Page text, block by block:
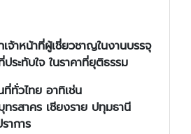
จ้าหน้าที่ผู้เชี่ยวชาญในงานบรรจุ
ะทับใจ ในราคาที่ยุติธรรม
ทั่วไทย อาทิเช่น
รสาคร เชียงราย ปทุมธานี
าการ